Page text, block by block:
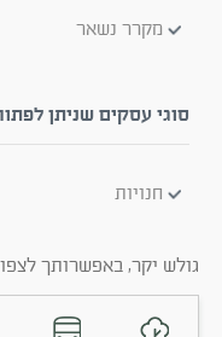
מקרר נשאר
סוגי עסקים שניתן
חנויות
גולש יקר, באפשרותך